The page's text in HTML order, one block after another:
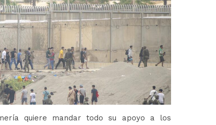
quiere mandar todo su apoyo a los